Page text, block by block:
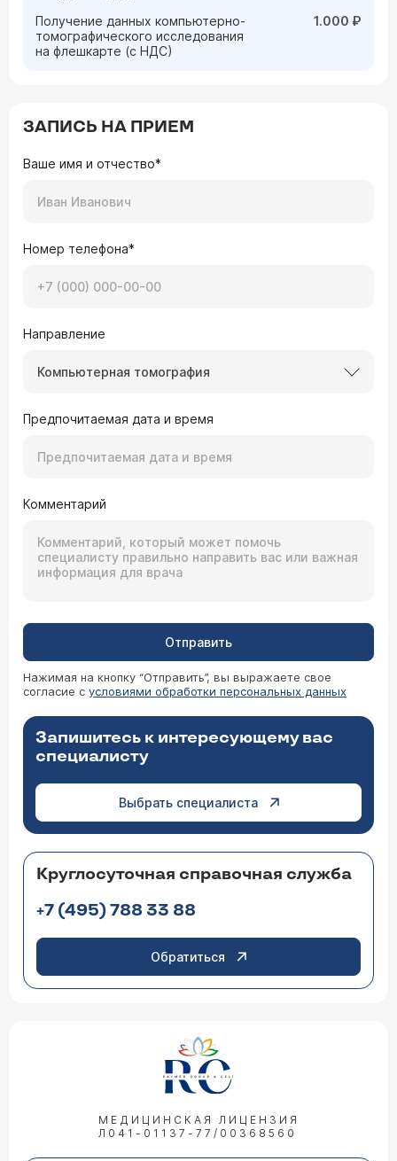
Получение данных компьютерно-
томографического исследования
на флешкарте (с НДС)
1.000 ₽
ЗАПИСЬ НА ПРИЕМ
Ваше имя и отчество*
Номер телефона*
Направление
Компьютерная томография
Предпочитаемая дата и время
Комментарий
Отправить
Нажимая на кнопку “Отправить”, вы выражаете свое
согласие с условиями обработки персональных данных
Запишитесь к интересующему вас
специалисту
Выбрать специалиста
Круглосуточная справочная служба
+7 (495) 788 33 88
Обратиться
МЕДИЦИНСКАЯ ЛИЦЕНЗИЯ
Л041-01137-77/00368560